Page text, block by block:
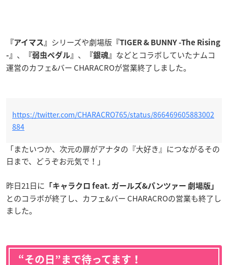
『アイマス』 シリーズや劇場版 『TIGER & BUNNY -The Rising
-』 、 『弱虫ペダル 』 、 『銀魂』 などとコラボしていたナムコ
運営のカフェ&バー CHARACROが営業終了しました。
https://twitter.com/CHARACRO765/status/866469605883002
884
「またいつか、次元の扉がアナタの『大好き』につながるその
日まで、どうぞお元気で！」
昨日21日に 「キャラクロ feat. ガールズ&パンツァー 劇場版」
とのコラボが終了し、カフェ&バー CHARACROの営業も終了し
ました。
“その日”まで待ってます！